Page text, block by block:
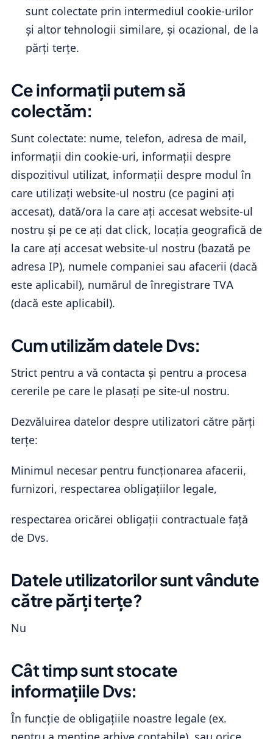
sunt colectate prin intermediul cookie-urilor
și altor tehnologii similare, și ocazional, de la
părți terțe.
Ce informații putem să
colectăm:
Sunt colectate: nume, telefon, adresa de mail,
informații din cookie-uri, informații despre
dispozitivul utilizat, informații despre modul în
care utilizați website-ul nostru (ce pagini ați
accesat), dată/ora la care ați accesat website-ul
nostru și pe ce ați dat click, locația geografică de
la care ați accesat website-ul nostru (bazată pe
adresa IP), numele companiei sau afacerii (dacă
este aplicabil), numărul de înregistrare TVA
(dacă este aplicabil).
Cum utilizăm datele Dvs:
Strict pentru a vă contacta și pentru a procesa
cererile pe care le plasați pe site-ul nostru.
Dezvăluirea datelor despre utilizatori către părți
terțe:
Minimul necesar pentru funcționarea afacerii,
furnizori, respectarea obligațiilor legale,
respectarea oricărei obligații contractuale față
de Dvs.
Datele utilizatorilor sunt vândute
către părți terțe?
Nu
Cât timp sunt stocate
informațiile Dvs:
În funcție de obligațiile noastre legale (ex.